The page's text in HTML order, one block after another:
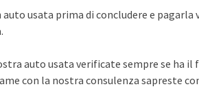
auto usata prima di concludere e
auto usata verificate sempre se
con la nostra consulenza sapreste